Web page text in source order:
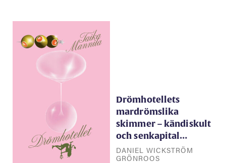
Drömhotellets
mardrömslika
skimmer – kändiskult
och senkapital…
DANIEL WICKSTRÖM
GRÖNROOS